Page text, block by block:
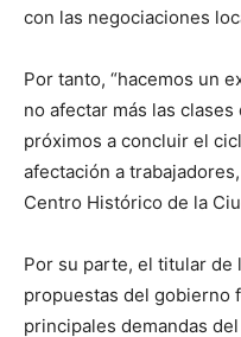
con las negociaciones
Por tanto, “hacemos un
no afectar más las
próximos a concluir el
afectación a
Centro Histórico de la
Por su parte, el titular de
propuestas del gobierno
principales demandas